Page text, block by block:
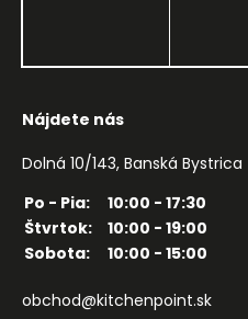
Nájdete nás
Dolná 10/143, Banská Bystrica
Po - Pia:
10:00 - 17:30
Štvrtok:
10:00 - 19:00
Sobota:
10:00 - 15:00
obchod@kitchenpoint.sk